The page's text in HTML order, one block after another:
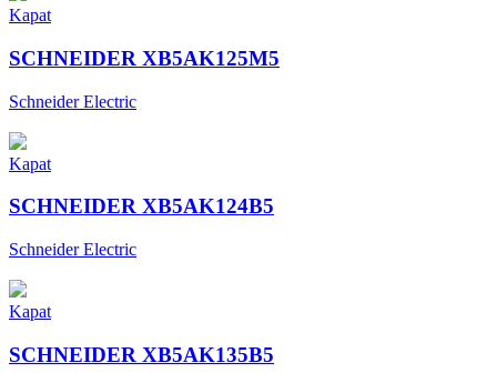
Kapat
SCHNEIDER XB5AK125M5
Schneider Electric
Kapat
SCHNEIDER XB5AK124B5
Schneider Electric
Kapat
SCHNEIDER XB5AK135B5